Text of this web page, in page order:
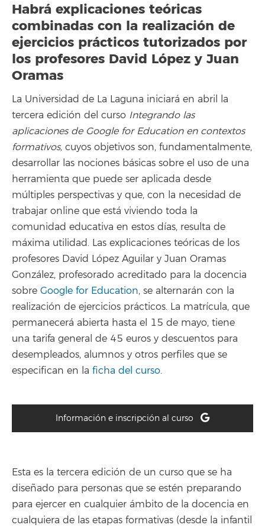
Habrá explicaciones teóricas
combinadas con la realización de
ejercicios prácticos tutorizados por
los profesores David López y Juan
Oramas
La Universidad de La Laguna iniciará en abril la
tercera edición del curso Integrando las
aplicaciones de Google for Education en contextos
formativos, cuyos objetivos son, fundamentalmente,
desarrollar las nociones básicas sobre el uso de una
herramienta que puede ser aplicada desde
múltiples perspectivas y que, con la necesidad de
trabajar online que está viviendo toda la
comunidad educativa en estos días, resulta de
máxima utilidad. Las explicaciones teóricas de los
profesores David López Aguilar y Juan Oramas
González, profesorado acreditado para la docencia
sobre Google for Education, se alternarán con la
realización de ejercicios prácticos. La matrícula, que
permanecerá abierta hasta el 15 de mayo, tiene
una tarifa general de 45 euros y descuentos para
desempleados, alumnos y otros perfiles que se
especifican en la ficha del curso.
Información e inscripción al curso
Esta es la tercera edición de un curso que se ha
diseñado para personas que se estén preparando
para ejercer en cualquier ámbito de la docencia en
cualquiera de las etapas formativas (desde la infantil